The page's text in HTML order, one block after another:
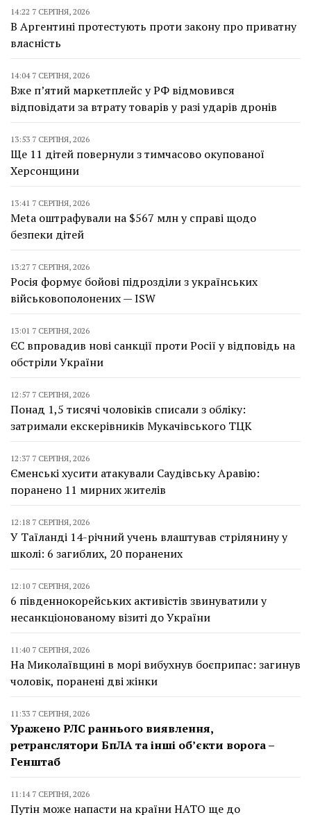
14:22 7 СЕРПНЯ, 2026
В Аргентині протестують проти закону про приватну
власність
14:04 7 СЕРПНЯ, 2026
Вже п’ятий маркетплейс у РФ відмовився
відповідати за втрату товарів у разі ударів дронів
13:53 7 СЕРПНЯ, 2026
Ще 11 дітей повернули з тимчасово окупованої
Херсонщини
13:41 7 СЕРПНЯ, 2026
Meta оштрафували на $567 млн у справі щодо
безпеки дітей
13:27 7 СЕРПНЯ, 2026
Росія формує бойові підрозділи з українських
військовополонених — ISW
13:01 7 СЕРПНЯ, 2026
ЄС впровадив нові санкції проти Росії у відповідь на
обстріли України
12:57 7 СЕРПНЯ, 2026
Понад 1,5 тисячі чоловіків списали з обліку:
затримали екскерівників Мукачівського ТЦК
12:37 7 СЕРПНЯ, 2026
Єменські хусити атакували Саудівську Аравію:
поранено 11 мирних жителів
12:18 7 СЕРПНЯ, 2026
У Таїланді 14-річний учень влаштував стрілянину у
школі: 6 загиблих, 20 поранених
12:10 7 СЕРПНЯ, 2026
6 південнокорейських активістів звинуватили у
несанкціонованому візиті до України
11:40 7 СЕРПНЯ, 2026
На Миколаївщині в морі вибухнув боєприпас: загинув
чоловік, поранені дві жінки
11:33 7 СЕРПНЯ, 2026
Уражено РЛС раннього виявлення,
ретранслятори БпЛА та інші об’єкти ворога –
Генштаб
11:14 7 СЕРПНЯ, 2026
Путін може напасти на країни НАТО ще до